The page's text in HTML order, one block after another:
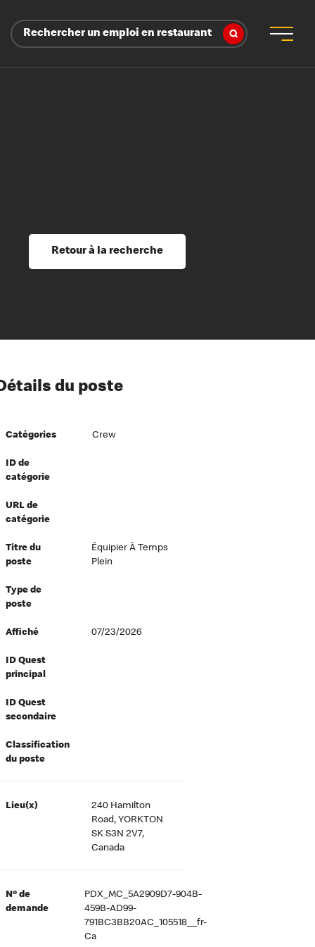
Rechercher un emploi en restaurant
et perfectionnement
du savoir
à l’égard de nos employés
directeurs
équité et inclusion
au travail
Retour à la recherche
du poste
Catégories Crew
ID de
catégorie
URL de
catégorie
Titre du
poste
Équipier À Temps
Plein
Type de
poste
Affiché 07/23/2026
ID Quest
principal
ID Quest
secondaire
Classification
du poste
Lieu(x)
240 Hamilton
Road, YORKTON
SK S3N 2V7,
Canada
Nº de
demande
PDX_MC_5A2909D7-904B-
459B-AD99-
791BC3BB20AC_105518__fr-
Ca